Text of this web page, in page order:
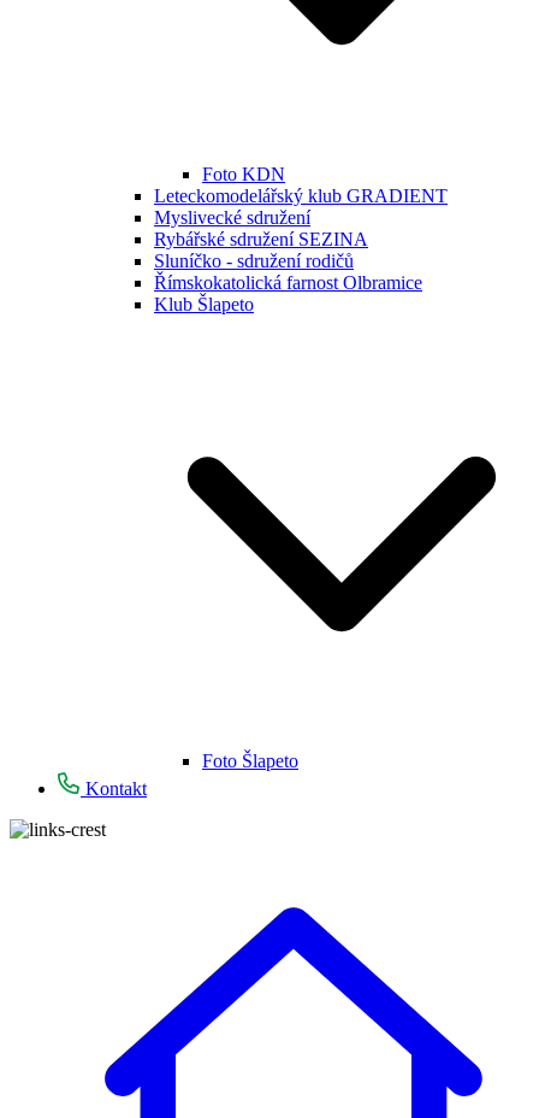
Foto KDN
Leteckomodelářský klub GRADIENT
Myslivecké sdružení
Rybářské sdružení SEZINA
Sluníčko - sdružení rodičů
Římskokatolická farnost Olbramice
Klub Šlapeto
Foto Šlapeto
Kontakt